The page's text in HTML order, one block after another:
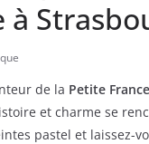
à
de la Petite France
et charme se
pastel et laissez-